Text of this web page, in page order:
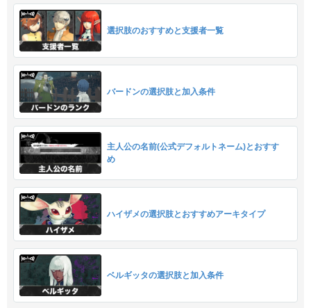
選択肢のおすすめと支援者一覧
バードンの選択肢と加入条件
主人公の名前(公式デフォルトネーム)とおすす
め
ハイザメの選択肢とおすすめアーキタイプ
ベルギッタの選択肢と加入条件